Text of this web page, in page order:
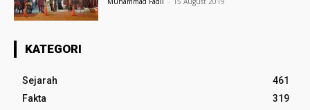
KATEGORI
Sejarah
461
Fakta
319